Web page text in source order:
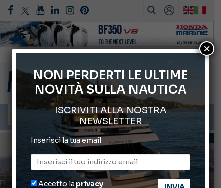
Gommoni Callegari acquisisce Geniuss
66° Salone Nautico Internazionale di Genova
Svelati i Mondiali di Wakeboard 2026
Cannes Yachting Festival 2026: tutte le novità attese a settembre
Montecristo Yachting, l’orologio per il diportista
TECNICA E CONSIGLI
NON PERDERTI LE ULTIME
NOVITÀ SULLA NAUTICA
ISCRIVITI ALLA NOSTRA
NEWSLETTER
Inserisci la tua email
Accetto la privacy
×